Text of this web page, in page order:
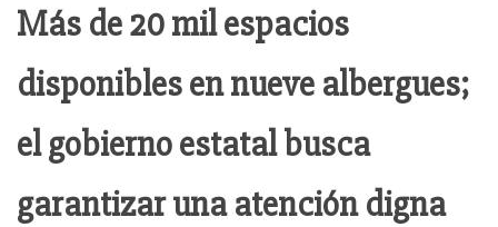
Más de 20 mil espacios
disponibles en nueve albergues;
el gobierno estatal busca
garantizar una atención digna